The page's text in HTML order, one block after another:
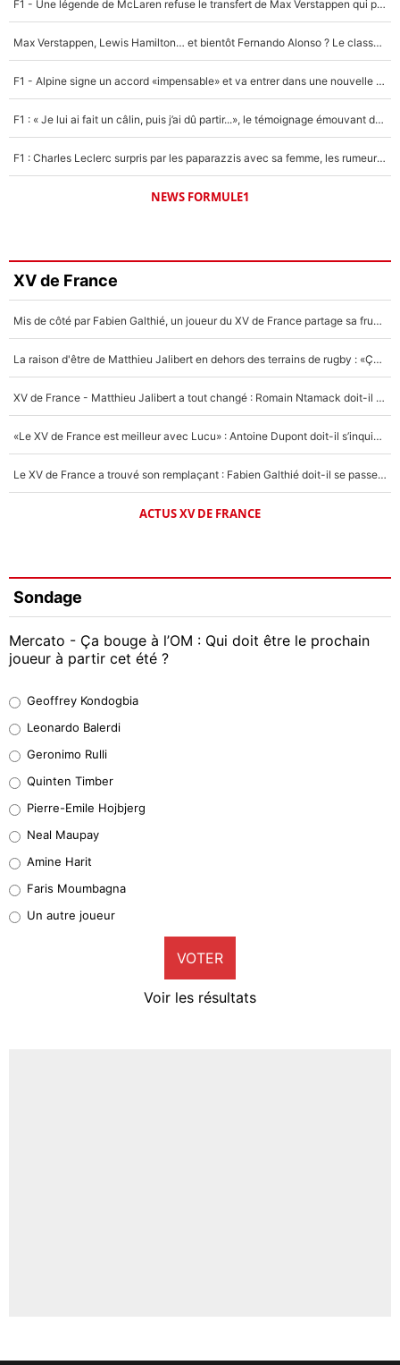
F1 - Une légende de McLaren refuse le transfert de Max Verstappen qui pourrait «faire des vagues» et plomber l'ambiance dans l'équipe
Max Verstappen, Lewis Hamilton… et bientôt Fernando Alonso ? Le classement des pilotes les mieux payés en Formule 1 risque de changer !
F1 - Alpine signe un accord «impensable» et va entrer dans une nouvelle dimension : Grande nouvelle pour Pierre Gasly !
F1 : « Je lui ai fait un câlin, puis j’ai dû partir...», le témoignage émouvant de Max Verstappen sur sa fille
F1 : Charles Leclerc surpris par les paparazzis avec sa femme, les rumeurs étaient vraies !
NEWS FORMULE1
XV de France
Mis de côté par Fabien Galthié, un joueur du XV de France partage sa frustration : «ils ne me l’ont pas dit tout de suite»
La raison d'être de Matthieu Jalibert en dehors des terrains de rugby : «Ça m'atteint autant que si tu touches à un membre de ma famille»
XV de France - Matthieu Jalibert a tout changé : Romain Ntamack doit-il s’inquiéter pour sa place à un an de la Coupe du monde ?
«Le XV de France est meilleur avec Lucu» : Antoine Dupont doit-il s’inquiéter pour sa place ?
Le XV de France a trouvé son remplaçant : Fabien Galthié doit-il se passer d'Antoine Dupont ?
ACTUS XV DE FRANCE
Sondage
Mercato - Ça bouge à l’OM : Qui doit être le prochain
joueur à partir cet été ?
38%
32%
5%
1%
9%
Geoffrey Kondogbia
Leonardo Balerdi
Geronimo Rulli
Quinten Timber
Pierre-Emile Hojbjerg
Neal Maupay
Amine Harit
Faris Moumbagna
Un autre joueur
VOTER
Voir les résultats